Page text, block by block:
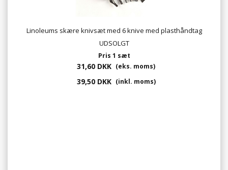
Linoleums skære knivsæt med 6 knive med plasthåndtag
UDSOLGT
Pris 1 sæt
31,60 DKK (eks. moms)
39,50 DKK (inkl. moms)